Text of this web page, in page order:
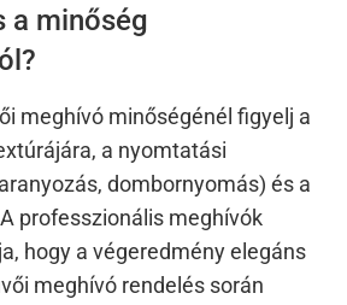
a minőség
meghívó minőségénél figyelj a
a nyomtatási
dombornyomás) és a
professzionális meghívók
hogy a végeredmény elegáns
meghívó rendelés során